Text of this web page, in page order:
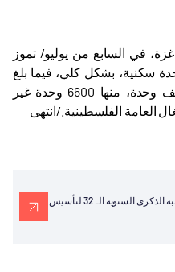
في السابع من يوليو/ تموز
عن هدم 12 ألف وحدة سكنية، بشكل كلي، فيما بلغ
عدد البيوت المهدمة جزئيًا 160 ألف وحدة، منها 6600 وحدة غير
العامة الفلسطينية./انتهى
رئيس تيكا ينشر رسالة بمناسبة الذكرى السنوية الـ 32 لتأسيس